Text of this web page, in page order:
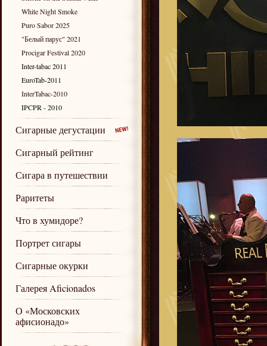
White Night Smoke
Puro Sabor 2025
"Белый парус" 2021
Procigar Festival 2020
Inter-tabac 2011
EuroTab-2011
InterTabac-2010
IPCPR - 2010
Сигарные дегустации
Сигарный рейтинг
Сигара в путешествии
Раритеты
Что в хумидоре?
Портрет сигары
Сигарные окурки
Галерея Aficionados
О «Московских
афисионадо»